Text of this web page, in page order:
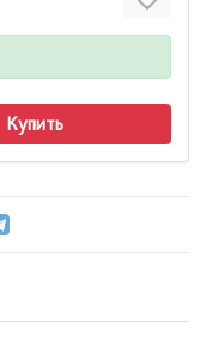
Купить